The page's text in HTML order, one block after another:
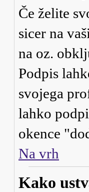
Če želite
sicer na
na oz.
Podpis
svojega
lahko
okence
Na vrh
Kako